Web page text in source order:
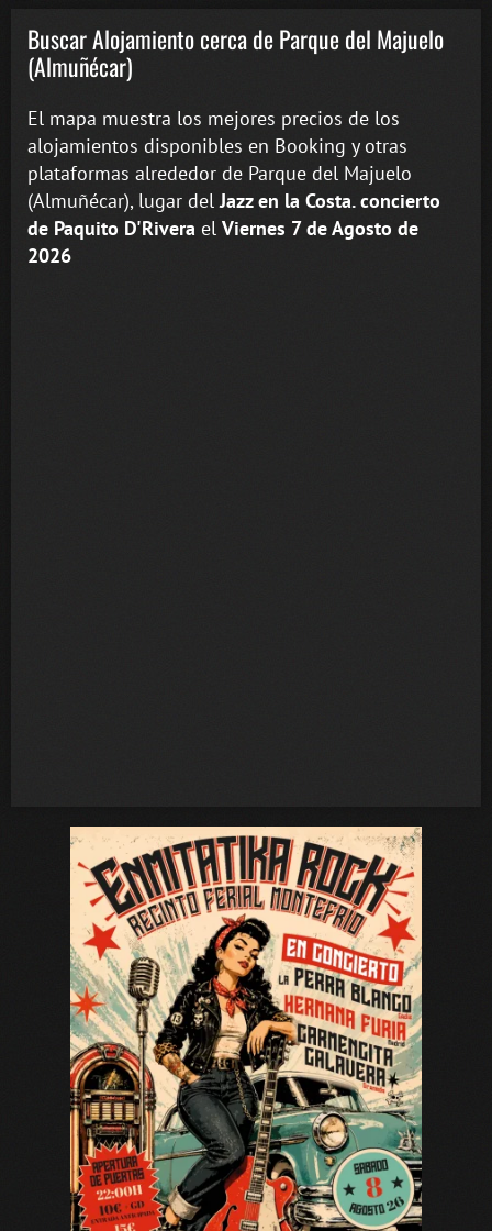
Buscar Alojamiento cerca de Parque del Majuelo
(Almuñécar)
El mapa muestra los mejores precios de los
alojamientos disponibles en Booking y otras
plataformas alrededor de Parque del Majuelo
(Almuñécar), lugar delJazz en la Costa. concierto
de Paquito D'Rivera el Viernes 7 de Agosto de
2026